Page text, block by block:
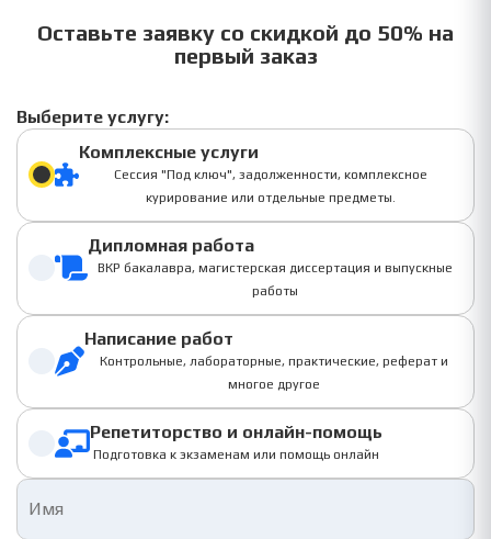
Оставьте заявку со скидкой до 50% на
первый заказ
Выберите услугу:
Комплексные услуги
Сессия "Под ключ", задолженности, комплексное
курирование или отдельные предметы.
Дипломная работа
ВКР бакалавра, магистерская диссертация и выпускные
работы
Написание работ
Контрольные, лабораторные, практические, реферат и
многое другое
Репетиторство и онлайн-помощь
Подготовка к экзаменам или помощь онлайн